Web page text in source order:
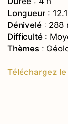
Longueur :
Dénivelé : 288
Difficulté :
Thèmes :
Téléchargez